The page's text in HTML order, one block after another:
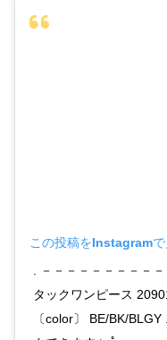
この投稿をInstagramで
. －－－－－－－－－
タックワンピース
〔color〕 BE/BK/